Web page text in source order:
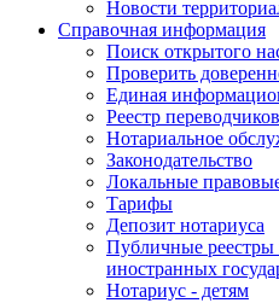
Новости
Справочная информация
Поиск открытого
Проверить
Единая
Реестр переводчиков
Нотариальное
Законодательство
Локальные
Тарифы
Депозит нотариуса
Публичные реестры
иностранных
Нотариус - детям